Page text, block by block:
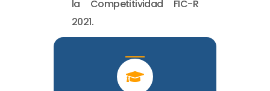
la Competitividad FIC-R
2021.